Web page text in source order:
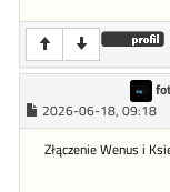
2026-06-18, 09:18
Złączenie Wenus i